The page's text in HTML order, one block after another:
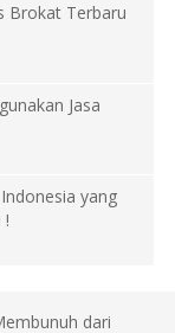
Brokat Terbaru
Jasa
yang
!
dari